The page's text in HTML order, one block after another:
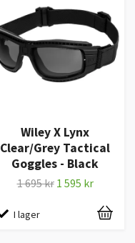
Wiley X Lynx
Clear/Grey Tactical
Goggles - Black
1 695 kr 1 595 kr
I lager